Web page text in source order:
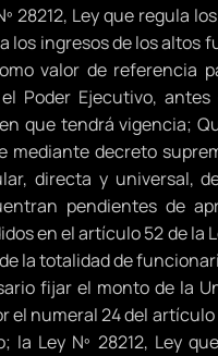
28212, Ley que regula
los ingresos de los altos
valor de referencia
Poder Ejecutivo,
que tendrá vigencia;
mediante decreto
directa y universal,
pendientes de
en el artículo 52 de la
la totalidad de
fijar el monto de la
numeral 24 del
la Ley Nº 28212, Ley